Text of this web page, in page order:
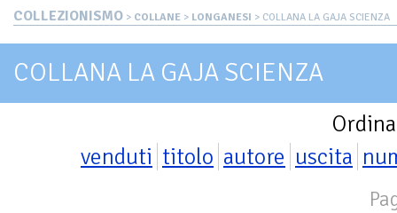
COLLEZIONISMO > COLLANE > LONGANESI > COLLANA LA GAJA SCIENZA
COLLANA LA GAJA SCIENZA
venduti titolo autore uscita